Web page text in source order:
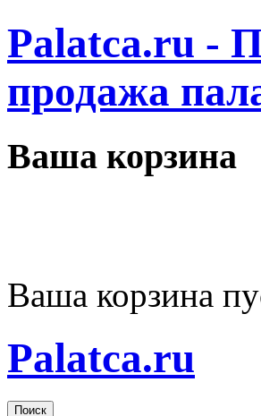
Palatca.ru -
продажа
Ваша корзина
Ваша корзина
Palatca.ru